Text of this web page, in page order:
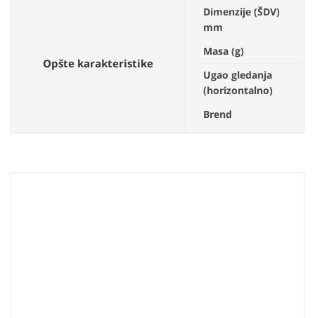
Opšte karakteristike
Dimenzije (ŠDV)
mm
Masa (g)
Ugao gledanja
(horizontalno)
Brend